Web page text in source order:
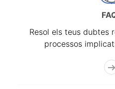
Resol els teus dubtes
processos